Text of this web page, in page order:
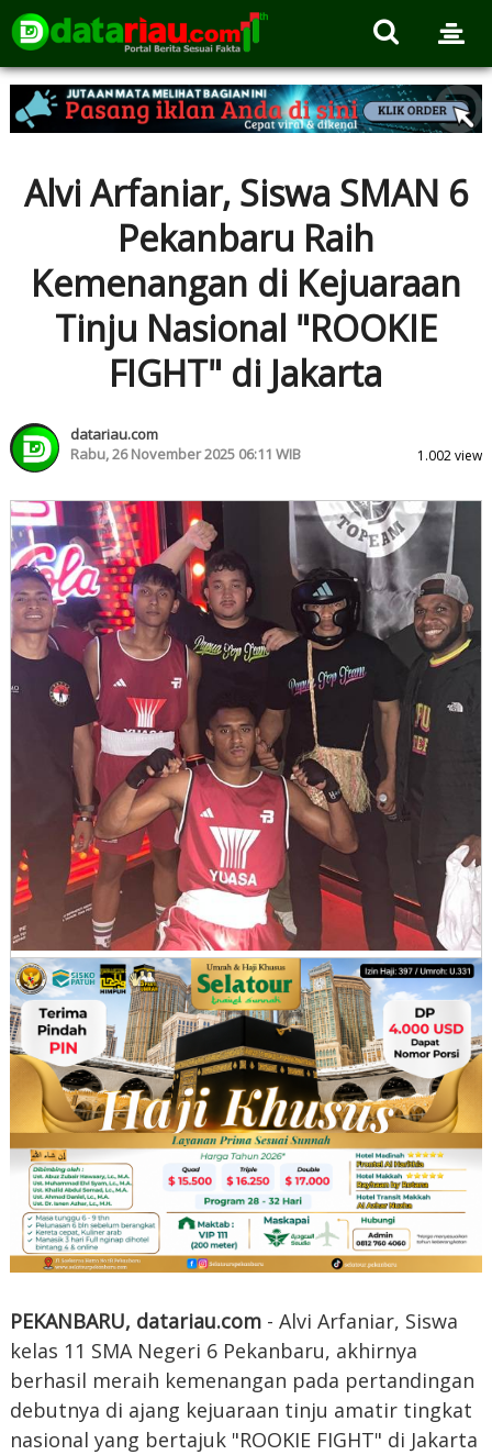
Alvi Arfaniar, Siswa SMAN 6
Pekanbaru Raih
Kemenangan di Kejuaraan
Tinju Nasional "ROOKIE
FIGHT" di Jakarta
datariau.com
Rabu, 26 November 2025 06:11 WIB
1.002 view
PEKANBARU, datariau.com - Alvi Arfaniar, Siswa
kelas 11 SMA Negeri 6 Pekanbaru, akhirnya
berhasil meraih kemenangan pada pertandingan
debutnya di ajang kejuaraan tinju amatir tingkat
nasional yang bertajuk "ROOKIE FIGHT" di Jakarta